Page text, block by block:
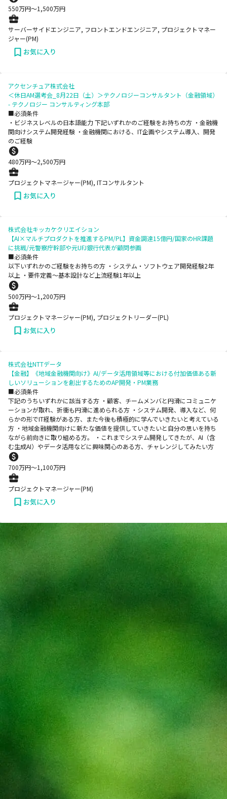
550万円〜1,500万円
サーバーサイドエンジニア, フロントエンドエンジニア, プロジェクトマネー
ジャー(PM)
お気に入り
アクセンチュア株式会社
＜休日AM選考会_8月22日（土）＞テクノロジーコンサルタント（金融領域）
- テクノロジー コンサルティング本部
■必須条件
・ビジネスレベルの日本語能力 下記いずれかのご経験をお持ちの方 ・金融機
関向けシステム開発経験 ・金融機関における、IT企画やシステム導入、開発
のご経験
480万円〜2,500万円
プロジェクトマネージャー(PM), ITコンサルタント
お気に入り
株式会社キッカケクリエイション
【AI×マルチプロダクトを推進するPM/PL】資金調達15億円/国家のHR課題
に挑戦/元警察庁幹部や元UFJ銀行代表が顧問参画
■必須条件
以下いずれかのご経験をお持ちの方 ・システム・ソフトウェア開発経験2年
以上 ・要件定義～基本設計など上流経験1年以上
500万円〜1,200万円
プロジェクトマネージャー(PM), プロジェクトリーダー(PL)
お気に入り
株式会社NTTデータ
【金融】《地域金融機関向け》AI/データ活用領域等における付加価値ある新
しいソリューションを創出するためのAP開発・PM業務
■必須条件
下記のうちいずれかに該当する方 ・顧客、チームメンバと円滑にコミュニケ
ーションが取れ、折衝も円滑に進められる方 ・システム開発、導入など、何
らかの形でIT経験がある方、また今後も積極的に学んでいきたいと考えている
方 ・地域金融機関向けに新たな価値を提供していきたいと自分の思いを持ち
ながら前向きに取り組める方。 ・これまでシステム開発してきたが、AI（含
む生成AI）やデータ活用などに興味関心のある方、チャレンジしてみたい方
700万円〜1,100万円
プロジェクトマネージャー(PM)
お気に入り